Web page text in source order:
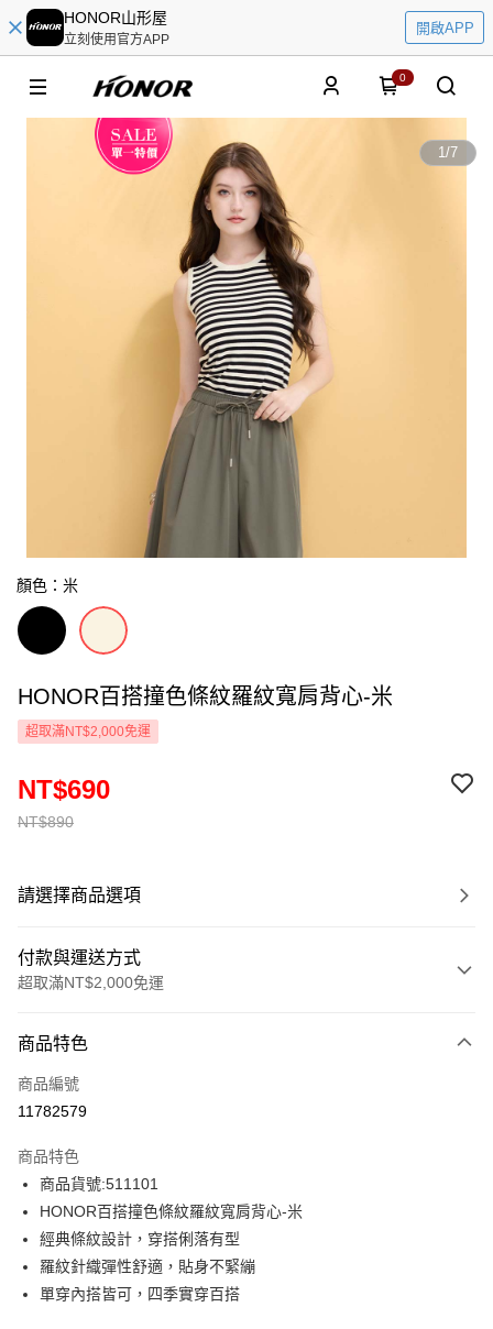
HONOR山形屋
立刻使用官方APP
開啟APP
0
1/7
顏色：米
HONOR百搭撞色條紋羅紋寬肩背心-米
超取滿NT$2,000免運
NT$890
NT$690
請選擇商品選項
付款與運送方式
超取滿NT$2,000免運
信用卡一次付款
超商取貨付款
Apple Pay
街口支付
悠遊付
Google Pay
商品特色
商品編號
11782579
商品特色
商品貨號:511101
HONOR百搭撞色條紋羅紋寬肩背心-米
經典條紋設計，穿搭俐落有型
羅紋針織彈性舒適，貼身不緊繃
單穿內搭皆可，四季實穿百搭